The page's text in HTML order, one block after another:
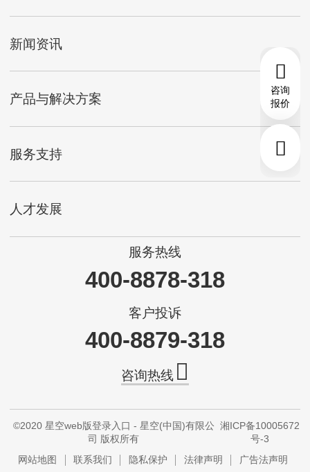
新闻资讯
产品与解决方案
服务支持
人才发展
服务热线
400-8878-318
客户投诉
400-8879-318
咨询热线
©2020 星空web版登录入口 - 星空(中国)有限公
司 版权所有
湘ICP备10005672
号-3
网站地图
联系我们 隐私保护 法律声明 广告法声明
咨询
报价